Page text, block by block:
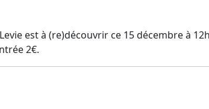
est à (re)découvrir ce 15 décembre à
2€.